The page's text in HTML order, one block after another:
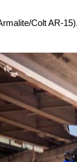
Colt AR-